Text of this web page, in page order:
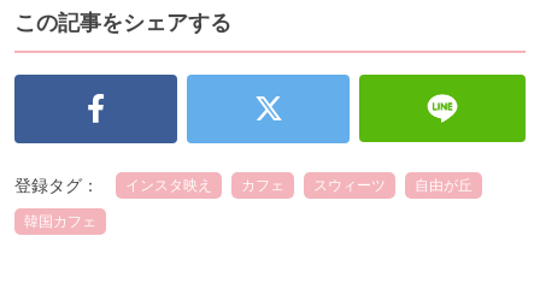
この記事をシェアする
登録タグ： インスタ映え カフェ スウィーツ 自由が丘
韓国カフェ